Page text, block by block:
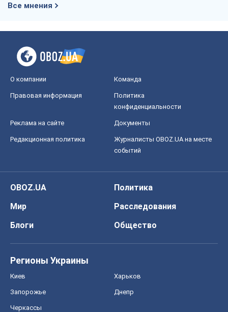
Все мнения
О компании Команда
Правовая информация
Политика
конфиденциальности
Реклама на сайте Документы
Редакционная политика
Журналисты OBOZ.UA на месте
событий
OBOZ.UA
Политика
Мир
Расследования
Блоги
Общество
Регионы Украины
Киев Харьков
Запорожье Днепр
Черкассы